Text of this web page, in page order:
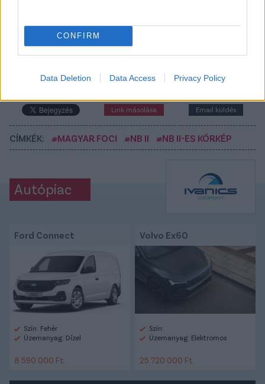
CONFIRM
Data Deletion Data Access Privacy Policy
Itt állíthatod be, hogy a Csakfoci az elsők
között legyen a Google-találatokban
Link másolása Email küldés
CÍMKÉK: #MAGYAR FOCI #NB II #NB II-ES KÖRKÉP
Autópiac
Ford Connect
Szín: Fehér
Üzemanyag: Dízel
8 590 000 Ft
Volvo Ex60
Szín:
Üzemanyag: Elektromos
25 720 000 Ft